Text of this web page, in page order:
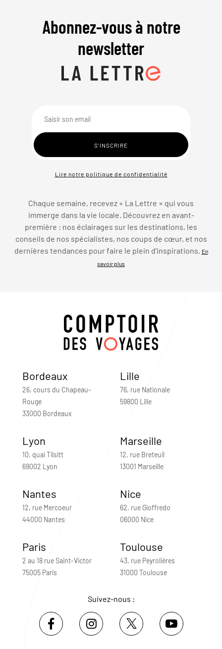
Abonnez-vous à notre
newsletter
Lire notre politique de confidentialité
Chaque semaine, recevez « La Lettre » qui vous
immerge dans la vie locale. Découvrez en avant-
première : nos éclairages sur les destinations, les
conseils de nos spécialistes, nos coups de cœur, et nos
dernières tendances pour faire le plein d’inspirations.
En
savoir plus
Bordeaux
26, cours du Chapeau-
Rouge
33000 Bordeaux
Lille
76, rue Nationale
59800 Lille
Lyon
10, quai Tilsitt
69002 Lyon
Marseille
12, rue Breteuil
13001 Marseille
Nantes
12, rue Mercoeur
44000 Nantes
Nice
62, rue Gioffredo
06000 Nice
Paris
2 au 18 rue Saint-Victor
75005 Paris
Toulouse
43, rue Peyrolières
31000 Toulouse
Suivez-nous :